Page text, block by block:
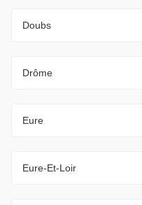
Doubs
Drôme
Eure
Eure-Et-Loir